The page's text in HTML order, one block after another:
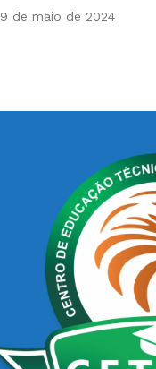
9 de maio de 2024